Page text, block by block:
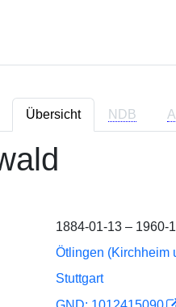
Übersicht NDB
1884-01-13 – 1960-
Ötlingen (Kirchheim
Stuttgart